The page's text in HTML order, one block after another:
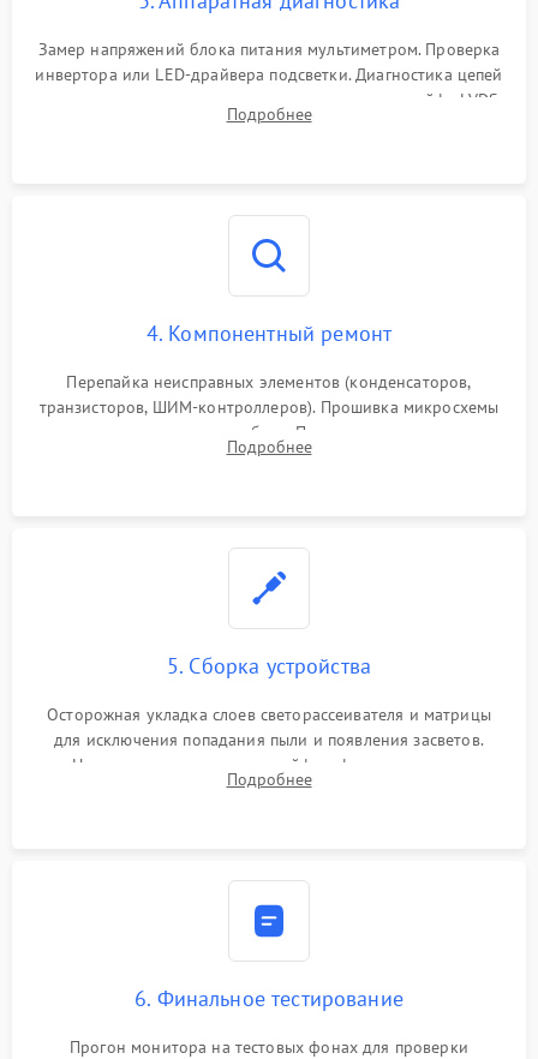
Поломка системы защиты
Замер напряжений блока питания мультиметром. Проверка
инвертора или LED-драйвера подсветки. Диагностика цепей
питания скалера и тестирование сигналов на шлейфе LVDS
Подробнее
4. Компонентный ремонт
Перепайка неисправных элементов (конденсаторов,
транзисторов, ШИМ-контроллеров). Прошивка микросхемы
памяти при программных сбоях. При поломке подсветки —
разборка матрицы и замена выгоревших светодиодов.
Подробнее
5. Сборка устройства
Осторожная укладка слоев светорассеивателя и матрицы
для исключения попадания пыли и появления засветов.
Надежное подключение шлейфов, фиксация плат и
аккуратное защелкивание пластикового корпуса монитора.
Подробнее
6. Финальное тестирование
Прогон монитора на тестовых фонах для проверки